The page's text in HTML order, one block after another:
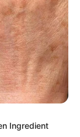
Ingredient